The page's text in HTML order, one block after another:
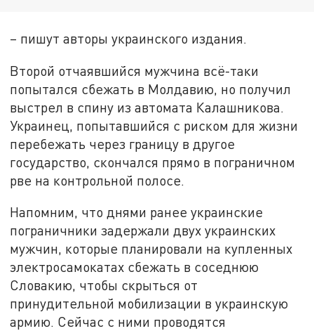
– пишут авторы украинского издания.
Второй отчаявшийся мужчина всё-таки
попытался сбежать в Молдавию, но получил
выстрел в спину из автомата Калашникова.
Украинец, попытавшийся с риском для жизни
перебежать через границу в другое
государство, скончался прямо в пограничном
рве на контрольной полосе.
Напомним, что днями ранее украинские
пограничники задержали двух украинских
мужчин, которые планировали на купленных
электросамокатах сбежать в соседнюю
Словакию, чтобы скрыться от
принудительной мобилизации в украинскую
армию. Сейчас с ними проводятся